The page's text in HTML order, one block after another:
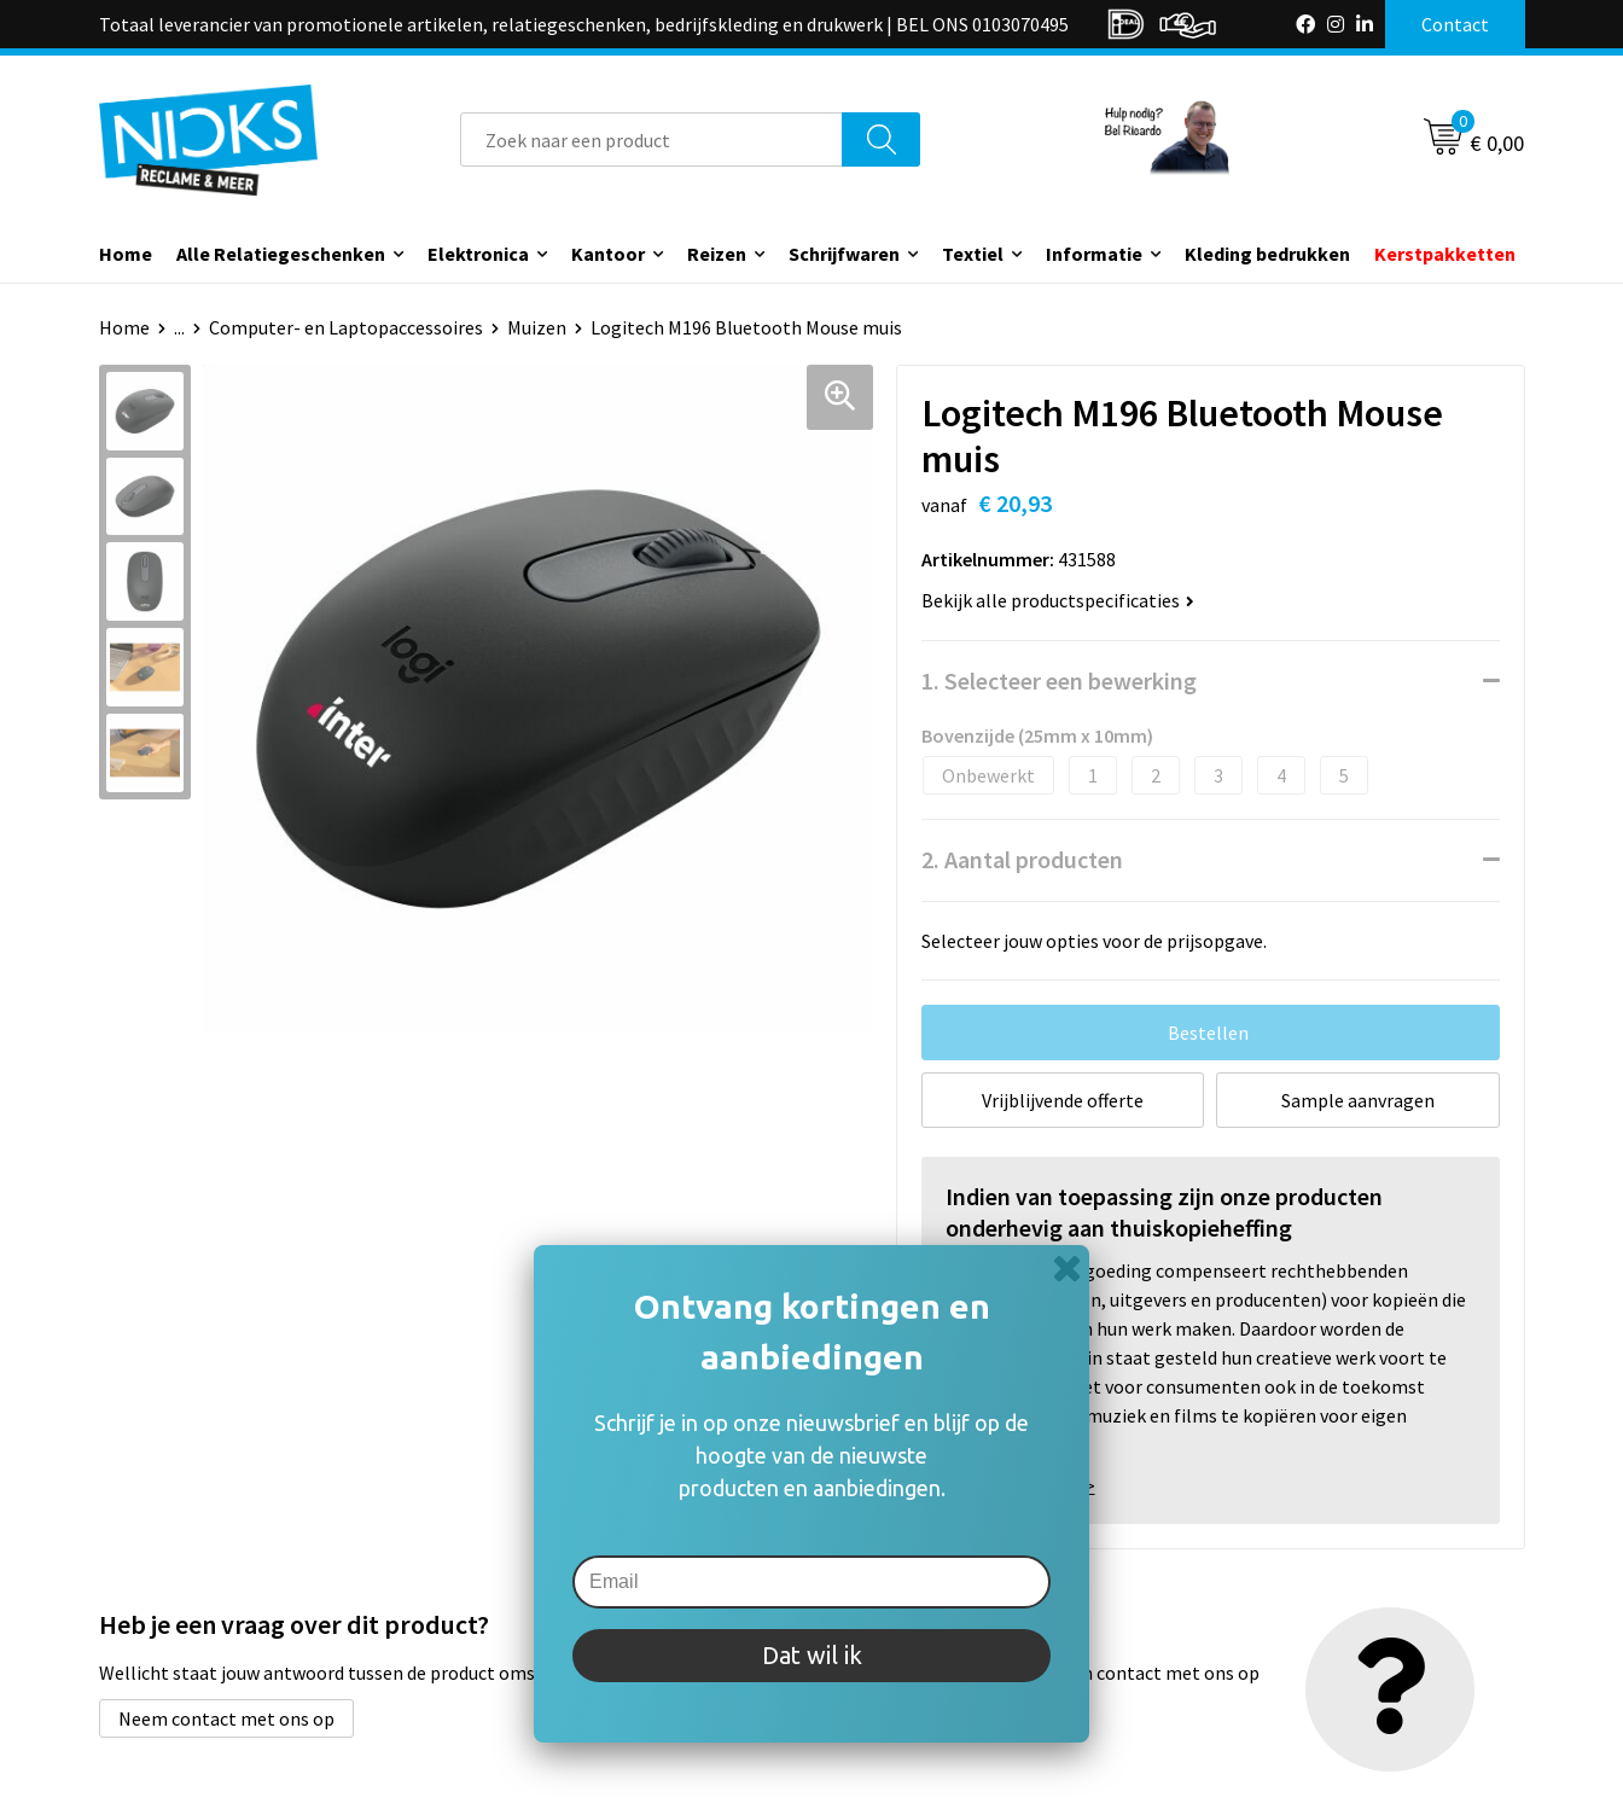
Totaal leverancier van promotionele artikelen, relatiegeschenken, bedrijfskleding en drukwerk | BEL ONS 0103070495 Contact
0
€ 0,00
Home Alle Relatiegeschenken Elektronica Kantoor Reizen Schrijfwaren Textiel Informatie Kleding bedrukken Kerstpakketten
Home ... Computer- en Laptopaccessoires Muizen Logitech M196 Bluetooth Mouse muis
Logitech M196 Bluetooth Mouse
muis
vanaf € 20,93
Artikelnummer: 431588
Bekijk alle productspecificaties
1. Selecteer een bewerking
Bovenzijde (25mm x 10mm)
Onbewerkt
1 2 3 4 5
2. Aantal producten
Selecteer jouw opties voor de prijsopgave.
Bestellen
Vrijblijvende offerte Sample aanvragen
Indien van toepassing zijn onze producten
onderhevig aan thuiskopieheffing
De thuiskopievergoeding compenseert rechthebbenden
(auteurs, artiesten, uitgevers en producenten) voor kopieën die
consumenten van hun werk maken. Daardoor worden de
rechthebbenden in staat gesteld hun creatieve werk voort te
zetten en blijft het voor consumenten ook in de toekomst
mogelijk om o.a. muziek en films te kopiëren voor eigen
Meer informatie >
Heb je een vraag over dit product?
Wellicht staat jouw antwoord tussen de product omschrijving of specificaties. Staat jouw vraag er niet tussen? Neem dan contact met ons op
Neem contact met ons op
Ontvang kortingen en
aanbiedingen
Schrijf je in op onze nieuwsbrief en blijf op de
hoogte van de nieuwste
producten en aanbiedingen.
Dat wil ik